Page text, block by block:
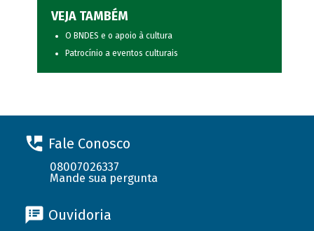
VEJA TAMBÉM
O BNDES e o apoio à cultura
Patrocínio a eventos culturais
Fale Conosco
08007026337
Mande sua pergunta
Ouvidoria